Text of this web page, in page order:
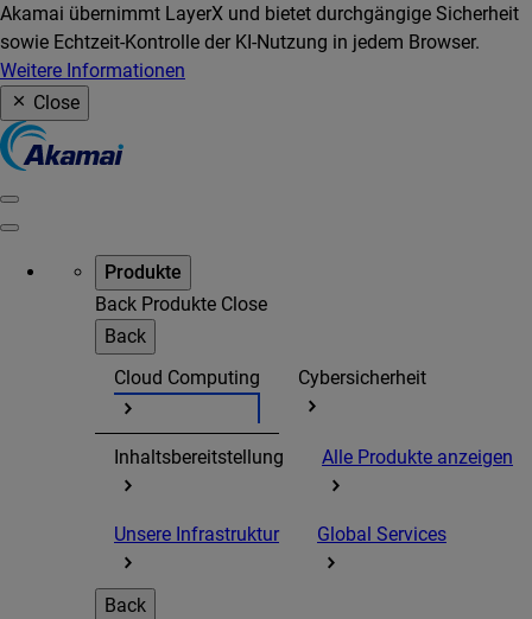
Akamai übernimmt LayerX und bietet durchgängige Sicherheit
sowie Echtzeit-Kontrolle der KI-Nutzung in jedem Browser.
Weitere Informationen
Close
Produkte
Back Produkte Close
Back
Cloud Computing
Cybersicherheit
Inhaltsbereitstellung Alle Produkte anzeigen
Unsere Infrastruktur Global Services
Back